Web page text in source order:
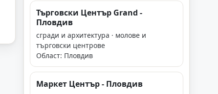
Търговски Център Grand -
Пловдив
сгради и архитектура · молове и
търговски центрове
Област: Пловдив
Маркет Център - Пловдив